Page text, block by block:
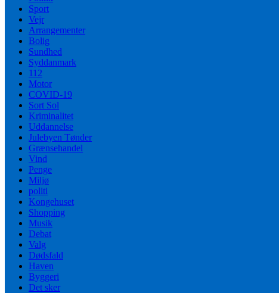
Sport
Vejr
Arrangementer
Bolig
Sundhed
Syddanmark
112
Motor
COVID-19
Sort Sol
Kriminalitet
Uddannelse
Julebyen Tønder
Grænsehandel
Vind
Penge
Miljø
politi
Kongehuset
Shopping
Musik
Debat
Valg
Dødsfald
Haven
Byggeri
Det sker